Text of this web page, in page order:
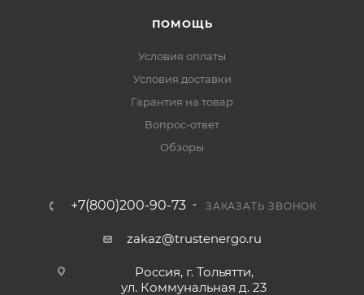
ПОМОЩЬ
Условия оплаты
Условия доставки
Гарантия на товар
Вопрос-ответ
Обзоры
+7(800)200-90-73 ЗАКАЗАТЬ ЗВОНОК
zakaz@trustenergo.ru
Россия, г. Тольятти,
ул. Коммунальная д. 23